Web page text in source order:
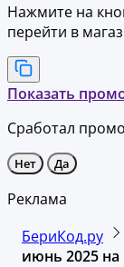
Нажмите на
перейти в
Показать
Сработал
Нет Да
Реклама
БериКод.ру
июнь 2025